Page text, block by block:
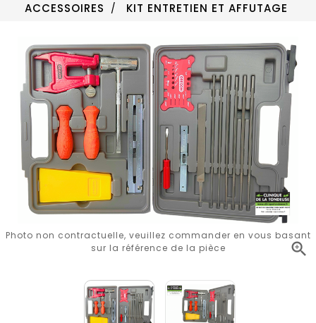
ACCESSOIRES
KIT ENTRETIEN ET AFFUTAGE

Photo non contractuelle, veuillez commander en vous basant
sur la référence de la pièce